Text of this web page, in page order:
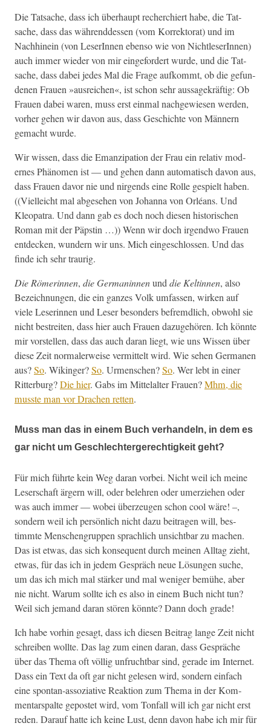
Die Tat­sache, dass ich über­haupt recher­chiert habe, die Tat­
sache, dass das während­dessen (vom Kor­rek­torat) und im
Nach­hinein (von LeserIn­nen eben­so wie von Nichtle­serIn­nen)
auch immer wieder von mir einge­fordert wurde, und die Tat­
sache, dass dabei jedes Mal die Frage aufkommt, ob die gefun­
de­nen Frauen »aus­re­ichen«, ist schon sehr aus­sagekräftig: Ob
Frauen dabei waren, muss erst ein­mal nachgewiesen wer­den,
vorher gehen wir davon aus, dass Geschichte von Män­nern
gemacht wurde.
Wir wis­sen, dass die Emanzi­pa­tion der Frau ein rel­a­tiv mod­
ernes Phänomen ist — und gehen dann automa­tisch davon aus,
dass Frauen davor nie und nir­gends eine Rolle gespielt haben.
((Vielle­icht mal abge­se­hen von Johan­na von Orléans. Und
Kleopa­tra. Und dann gab es doch noch diesen his­torischen
Roman mit der Päp­stin …)) Wenn wir doch irgend­wo Frauen
ent­deck­en, wun­dern wir uns. Mich eingeschlossen. Und das
finde ich sehr traurig.
Die Römerin­nen, die Ger­manin­nenunddie Keltin­nen, also
Beze­ich­nun­gen, die ein ganzes Volk umfassen, wirken auf
viele Leserin­nen und Leser beson­ders befremdlich, obwohl sie
nicht bestre­it­en, dass hier auch Frauen dazuge­hören. Ich kön­nte
mir vorstellen, dass das auch daran liegt, wie uns Wis­sen über
diese Zeit nor­maler­weise ver­mit­telt wird. Wie sehen Ger­ma­nen
aus?So. Wikinger?So. Urmen­schen?So. Wer lebt in ein­er
Rit­ter­burg?Die hier. Gabs im Mit­te­lal­ter Frauen?Mhm, die
musste man vor Drachen ret­ten.
Muss man das in einem Buch verhandeln, in dem es
gar nicht um Geschlechtergerechtigkeit geht?
Für mich führte kein Weg daran vor­bei. Nicht weil ich meine
Leser­schaft ärg­ern will, oder belehren oder umerziehen oder
was auch immer — wobei überzeu­gen schon cool wäre! –,
son­dern weil ich per­sön­lich nicht dazu beitra­gen will, bes­
timmte Men­schen­grup­pen sprach­lich unsicht­bar zu machen.
Das ist etwas, das sich kon­se­quent durch meinen All­t­ag zieht,
etwas, für das ich in jedem Gespräch neue Lösun­gen suche,
um das ich mich mal stärk­er und mal weniger bemühe, aber
nie nicht. Warum sollte ich es also in einem Buch nicht tun?
Weil sich jemand daran stören kön­nte? Dann doch grade!
Ich habe vorhin gesagt, dass ich diesen Beitrag lange Zeit nicht
schreiben wollte. Das lag zum einen daran, dass Gespräche
über das The­ma oft völ­lig unfrucht­bar sind, ger­ade im Inter­net.
Dass ein Text da oft gar nicht gele­sen wird, son­dern ein­fach
eine spon­tan-assozia­tive Reak­tion zum The­ma in der Kom­
men­tarspalte gepostet wird, vom Ton­fall will ich gar nicht erst
reden. Darauf hat­te ich keine Lust, denn davon habe ich mir für